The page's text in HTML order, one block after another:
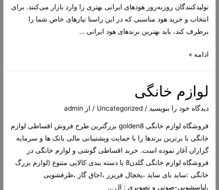
تولیدکنندگان روزبه‌روز هودهای ایرانی بهتری را وارد بازار می‌کنند. برای
انتخاب و خرید هود مناسبی که در این راستا نیازهای خاص شما را
برطرف کند، باید بهترین برندهای هود ایرانی …
هود
ادامه »
لوازم خانگی
دیدگاه‌ خود را بنویسید /
Uncategorized / از admin
فروشگاه لوازم خانگی golden8 بزرگترین طرح فروش اقساطی لوازم
خانگی با برترین برندها را با حمایت وپشتیبانی مالی بانک ها و سرمایه
گزاران آغاز نموده است. خربد اقساطی گوشی و لوازم خانگی در
فروشگاه لوازم خانگی گلدن8 با دسته بندی کالایی متنوع (لوازم بزرگ
خانگی :ساید بای ساید ،یخچال فریزر ،اجاق گاز ،ظرفشویی
،لباسشویی-صوتی و تصویری : ال …